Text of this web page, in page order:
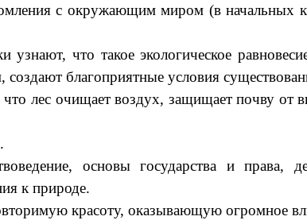
с окружающим миром (в начальных
что такое экологическое
благоприятные условия
лес очищает воздух, защищает почву от
основы государства и права,
к природе.
красоту, оказывающую огромное